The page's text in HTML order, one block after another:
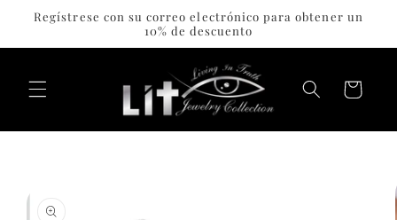
directamente
Regístrese con su correo electrónico para obtener un
10% de descuento
Carrito
a la
información